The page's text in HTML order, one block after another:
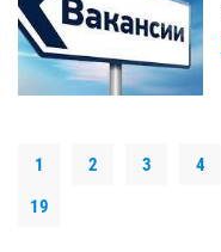
1 2 3 4
19